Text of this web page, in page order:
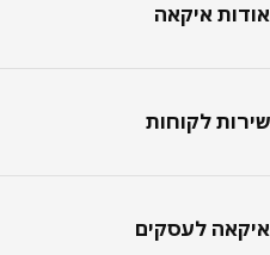
איקאה
לקוחות
לעסקים